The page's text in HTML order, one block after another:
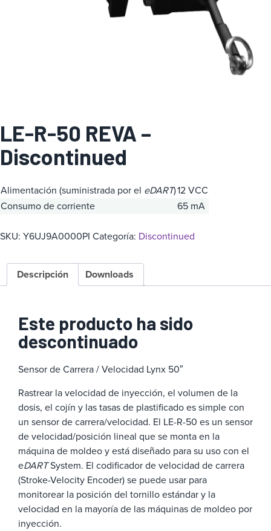
LE-R-50 REVA –
Discontinued
Alimentación (suministrada por el eDART)12 VCC
Consumo de corriente
65 mA
SKU: Y6UJ9A0000PI Categoría: Discontinued
Descripción Downloads
Este producto ha sido
descontinuado
Sensor de Carrera / Velocidad Lynx 50″
Rastrear la velocidad de inyección, el volumen de la
dosis, el cojín y las tasas de plastificado es simple con
un sensor de carrera/velocidad. El LE-R-50 es un sensor
de velocidad/posición lineal que se monta en la
máquina de moldeo y está diseñado para su uso con el
eDARTSystem. El codificador de velocidad de carrera
(Stroke-Velocity Encoder) se puede usar para
monitorear la posición del tornillo estándar y la
velocidad en la mayoría de las máquinas de moldeo por
inyección.